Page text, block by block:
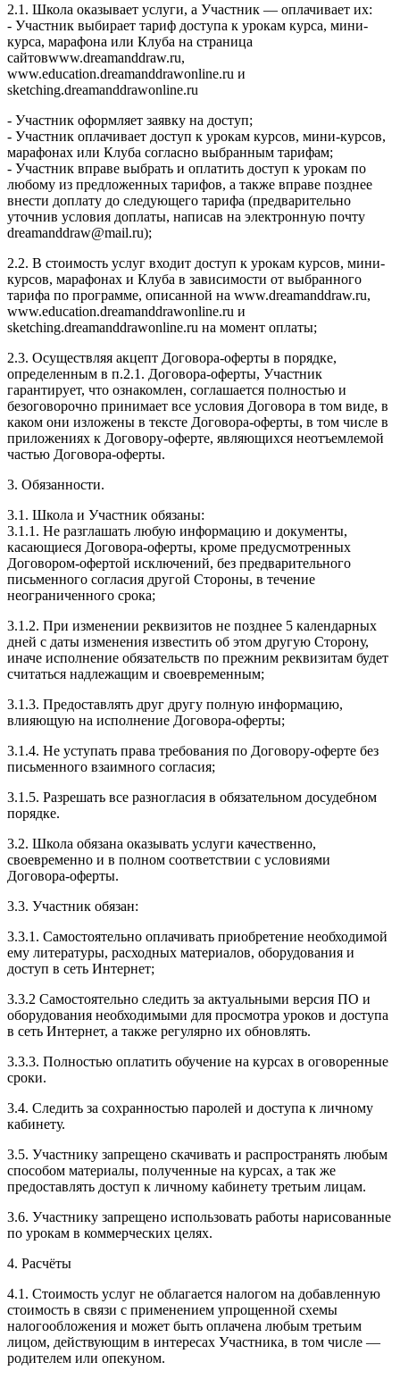
2.1. Школа оказывает услуги, а Участник — оплачивает их:
- Участник выбирает тариф доступа к урокам курса, мини-
курса, марафона или Клуба на страница
сайтовwww.dreamanddraw.ru,
www.education.dreamanddrawonline.ru и
sketching.dreamanddrawonline.ru
- Участник оформляет заявку на доступ;
- Участник оплачивает доступ к урокам курсов, мини-курсов,
марафонах или Клуба согласно выбранным тарифам;
- Участник вправе выбрать и оплатить доступ к урокам по
любому из предложенных тарифов, а также вправе позднее
внести доплату до следующего тарифа (предварительно
уточнив условия доплаты, написав на электронную почту
dreamanddraw@mail.ru);
2.2. В стоимость услуг входит доступ к урокам курсов, мини-
курсов, марафонах и Клуба в зависимости от выбранного
тарифа по программе, описанной на www.dreamanddraw.ru,
www.education.dreamanddrawonline.ru и
sketching.dreamanddrawonline.ru на момент оплаты;
2.3. Осуществляя акцепт Договора-оферты в порядке,
определенным в п.2.1. Договора-оферты, Участник
гарантирует, что ознакомлен, соглашается полностью и
безоговорочно принимает все условия Договора в том виде, в
каком они изложены в тексте Договора-оферты, в том числе в
приложениях к Договору-оферте, являющихся неотъемлемой
частью Договора-оферты.
3. Обязанности.
3.1. Школа и Участник обязаны:
3.1.1. Не разглашать любую информацию и документы,
касающиеся Договора-оферты, кроме предусмотренных
Договором-офертой исключений, без предварительного
письменного согласия другой Стороны, в течение
неограниченного срока;
3.1.2. При изменении реквизитов не позднее 5 календарных
дней с даты изменения известить об этом другую Сторону,
иначе исполнение обязательств по прежним реквизитам будет
считаться надлежащим и своевременным;
3.1.3. Предоставлять друг другу полную информацию,
влияющую на исполнение Договора-оферты;
3.1.4. Не уступать права требования по Договору-оферте без
письменного взаимного согласия;
3.1.5. Разрешать все разногласия в обязательном досудебном
порядке.
3.2. Школа обязана оказывать услуги качественно,
своевременно и в полном соответствии с условиями
Договора-оферты.
3.3. Участник обязан:
3.3.1. Cамостоятельно оплачивать приобретение необходимой
ему литературы, расходных материалов, оборудования и
доступ в сеть Интернет;
3.3.2 Самостоятельно следить за актуальными версия ПО и
оборудования необходимыми для просмотра уроков и доступа
в сеть Интернет, а также регулярно их обновлять.
3.3.3. Полностью оплатить обучение на курсах в оговоренные
сроки.
3.4. Следить за сохранностью паролей и доступа к личному
кабинету.
3.5. Участнику запрещено скачивать и распространять любым
способом материалы, полученные на курсах, а так же
предоставлять доступ к личному кабинету третьим лицам.
3.6. Участнику запрещено использовать работы нарисованные
по урокам в коммерческих целях.
4. Расчёты
4.1. Cтоимость услуг не облагается налогом на добавленную
стоимость в связи с применением упрощенной схемы
налогообложения и может быть оплачена любым третьим
лицом, действующим в интересах Участника, в том числе —
родителем или опекуном.